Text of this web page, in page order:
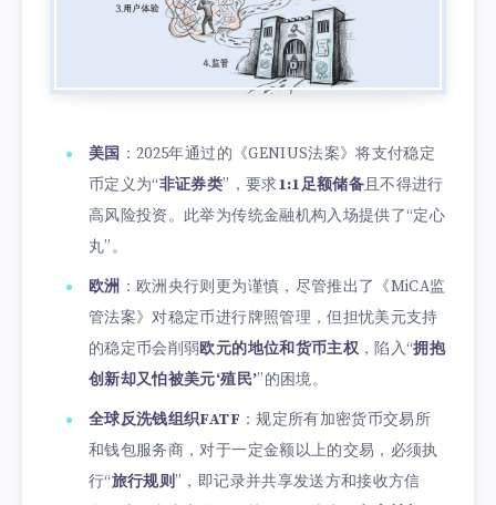
美国 ：2025年通过的《GENIUS法案》将支付稳定
币定义为“非证券类”，要求1:1足额储备且不得进行
高风险投资。此举为传统金融机构入场提供了“定心
丸”。
欧洲 ：欧洲央行则更为谨慎，尽管推出了《MiCA监
管法案》对稳定币进行牌照管理，但担忧美元支持
的稳定币会削弱欧元的地位和货币主权，陷入“拥抱
创新却又怕被美元‘殖民’”的困境。
全球反洗钱组织FATF ：规定所有加密货币交易所
和钱包服务商，对于一定金额以上的交易，必须执
行“旅行规则”，即记录并共享发送方和接收方信